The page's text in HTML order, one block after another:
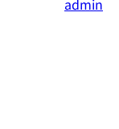
admin